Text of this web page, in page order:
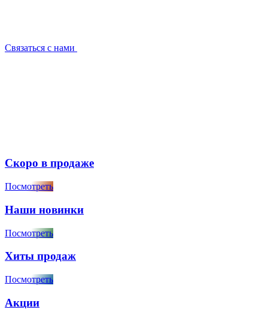
Связаться с нами
Скоро в продаже
Посмотреть
Наши новинки
Посмотреть
Хиты продаж
Посмотреть
Акции